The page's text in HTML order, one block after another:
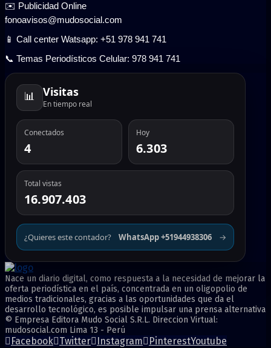
✉️ Publicidad Online
fonoavisos@mudosocial.com
📱 Call center Watsapp: +51 978 941 741
📞 Temas Periodísticos Celular: 978 941 741
📊 Visitas
En tiempo real
Conectados
4
Hoy
6.303
Total vistas
16.907.403
¿Quieres este contador? WhatsApp +51944938306 →
Nace un diario digital, como respuesta a la necesidad de mejorar la
oferta periodística en el país, concentrada en un oligopolio de
medios tradicionales, gracias a las oportunidades que da el
desarrollo tecnológico, es posible impulsar una prensa alternativa
© Empresa Editora Mudo Social S.R.L. Direccion Virtual:
mudosocial.com Lima 13 - Perú
Facebook Twitter Instagram PinterestYoutube